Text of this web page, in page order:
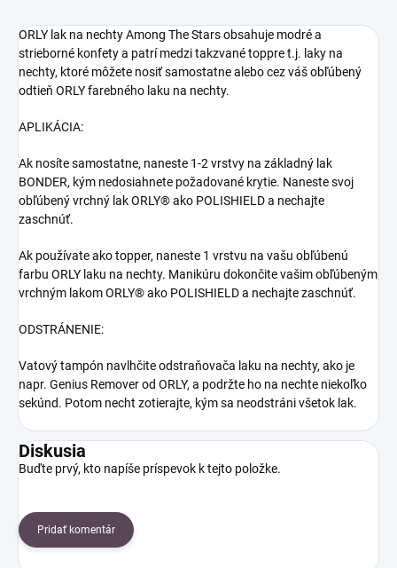
ORLY lak na nechty Among The Stars obsahuje modré a
strieborné konfety a patrí medzi takzvané toppre t.j. laky na
nechty, ktoré môžete nosiť samostatne alebo cez váš obľúbený
odtieň ORLY farebného laku na nechty.
APLIKÁCIA:
Ak nosíte samostatne, naneste 1-2 vrstvy na základný lak
BONDER, kým nedosiahnete požadované krytie. Naneste svoj
obľúbený vrchný lak ORLY® ako POLISHIELD a nechajte
zaschnúť.
Ak používate ako topper, naneste 1 vrstvu na vašu obľúbenú
farbu ORLY laku na nechty. Manikúru dokončite vašim obľúbeným
vrchným lakom ORLY® ako POLISHIELD a nechajte zaschnúť.
ODSTRÁNENIE:
Vatový tampón navlhčite odstraňovača laku na nechty, ako je
napr. Genius Remover od ORLY, a podržte ho na nechte niekoľko
sekúnd. Potom necht zotierajte, kým sa neodstráni všetok lak.
Diskusia
Buďte prvý, kto napíše príspevok k tejto položke.
Pridať komentár